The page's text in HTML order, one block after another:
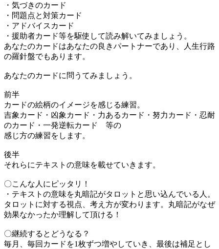
・気づきのカード
・問題点と対策カード
・アドバイスカード
・援助者カード等を駆使して読み解いてみましょう。
あなたのカードはあなたの良きパートナーであり、人生行路
の羅針盤でもあります。
あなたのカードに問うてみましょう。
前半
カードの絵柄のイメージを感じる練習。
吉象カード・凶象カード・力あるカード・努力カード・忍耐
のカード・一発逆転カード 等の
感じ方の練習をします。
後半
それらにテキストの意味を載せていきます。
〇こんな人にピッタリ！
・テキストの意味を丸暗記がタロットと思い込んでいる人。
タロットに対する視点、考え方が変わります。丸暗記がなぜ
効果なかったか理解して頂ける！
〇継続するとどうなる？
毎月、毎回カードを1枚ずつ増やしていき、最後は補足とし